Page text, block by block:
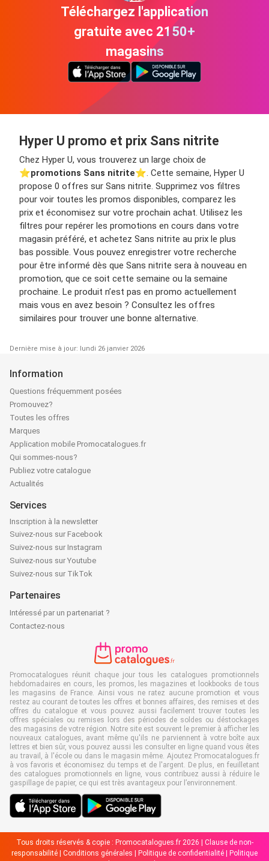
Téléchargez l'application
gratuite avec 2150+
magasins
Hyper U promo et prix Sans nitrite
Chez Hyper U, vous trouverez un large choix de
⭐️promotions Sans nitrite⭐️. Cette semaine, Hyper U
propose 0 offres sur Sans nitrite. Supprimez vos filtres
pour voir toutes les promos disponibles, comparez les
prix et économisez sur votre prochain achat. Utilisez les
filtres pour repérer les promotions en cours dans votre
magasin préféré, et achetez Sans nitrite au prix le plus
bas possible. Vous pouvez enregistrer votre recherche
pour être informé dès que Sans nitrite sera à nouveau en
promotion, que ce soit cette semaine ou la semaine
prochaine. Le produit n’est pas en promo actuellement
mais vous en avez besoin ? Consultez les offres
similaires pour trouver une bonne alternative.
Dernière mise à jour: lundi 26 janvier 2026
Information
Questions fréquemment posées
Promouvez?
Toutes les offres
Marques
Application mobile Promocatalogues.fr
Qui sommes-nous?
Publiez votre catalogue
Actualités
Services
Inscription à la newsletter
Suivez-nous sur Facebook
Suivez-nous sur Instagram
Suivez-nous sur Youtube
Suivez-nous sur TikTok
Partenaires
Intéressé par un partenariat ?
Contactez-nous
Promocatalogues réunit chaque jour tous les catalogues promotionnels
hebdomadaires en cours, les promos, les magazines et lookbooks de tous
les magasins de France. Ainsi vous ne ratez aucune promotion et vous
restez au courant de toutes les offres et bonnes affaires, des remises et des
offres du catalogue et vous pouvez aussi facilement trouver toutes les
offres spéciales ou remises lors des périodes de soldes ou déstockages
des magasins de votre région. Notre site est souvent le premier à afficher les
nouveaux catalogues, avant même qu'ils ne parviennent à votre boîte aux
lettres et bien sûr, vous pouvez aussi les consulter en ligne quand vous êtes
au travail, à l'école ou dans le magasin même. Ajoutez Promocatalogues.fr
à vos favoris et économisez du temps et de l'argent. De plus, en feuilletant
des catalogues promotionnels en ligne, vous contribuez aussi à réduire le
gaspillage de papier, ce qui est très avantageux pour l’environnement.
Tous droits réservés & copie : Promocatalogues.fr 2026 | Clause de non-
responsabilité
Conditions générales Politique de confidentialité
Politique